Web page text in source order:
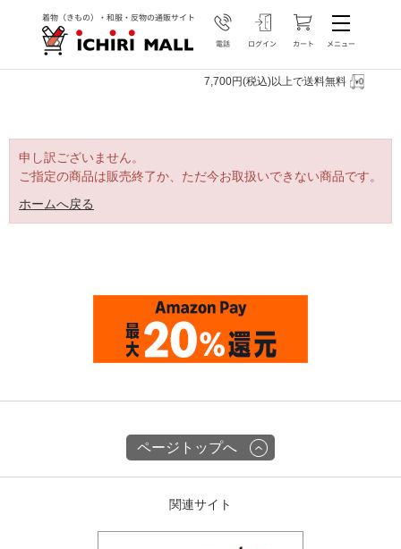
7,700円(税込)以上で送料無料
申し訳ございません。
ご指定の商品は販売終了か、ただ今お取扱いできない商品です。
ホームへ戻る
ページトップへ
関連サイト